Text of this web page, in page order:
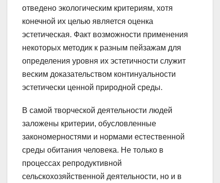
отведено экологическим критериям, хотя
конечной их целью является оценка
эстетическая. Факт возможности применения
некоторых методик к разным пейзажам для
определения уровня их эстетичности служит
веским доказательством континуальности
эстетически ценной природной среды.
В самой творческой деятельности людей
заложены критерии, обусловленные
закономерностями и нормами естественной
среды обитания человека. Не только в
процессах репродуктивной
сельскохозяйственной деятельности, но и в